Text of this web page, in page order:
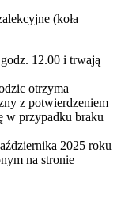
(koła
12.00 i trwają
otrzyma
z potwierdzeniem
w przypadku braku
2025 roku
na stronie